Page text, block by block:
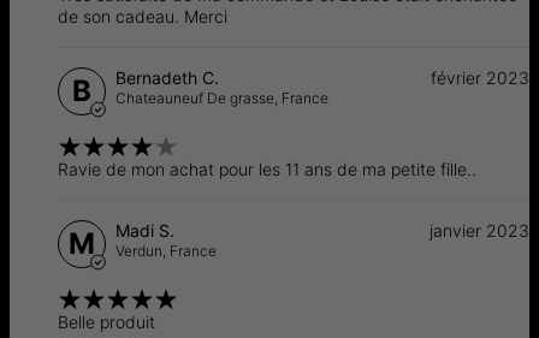
de son cadeau. Merci
B Bernadeth C.
Chateauneuf De grasse, France
février 2023
Ravie de mon achat pour les 11 ans de ma petite fille..
M Madi S.
Verdun, France
janvier 2023
Belle produit